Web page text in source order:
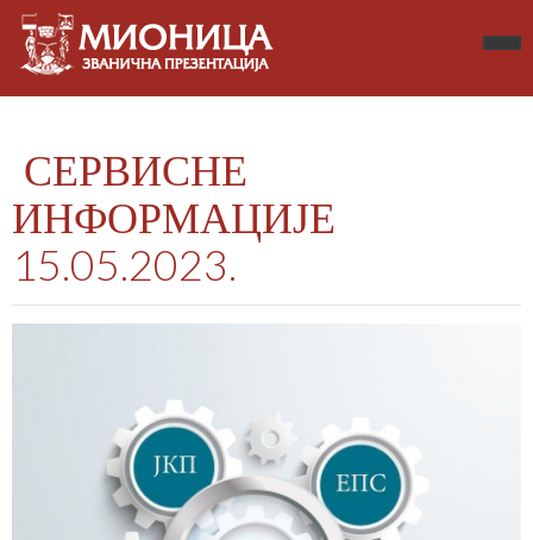
СЕРВИСНЕ
ИНФОРМАЦИЈЕ
15.05.2023.